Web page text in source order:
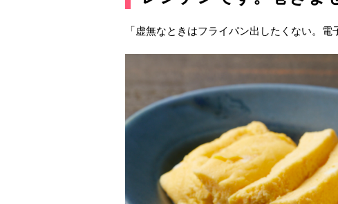
「虚無なときはフライパン出したくない。電